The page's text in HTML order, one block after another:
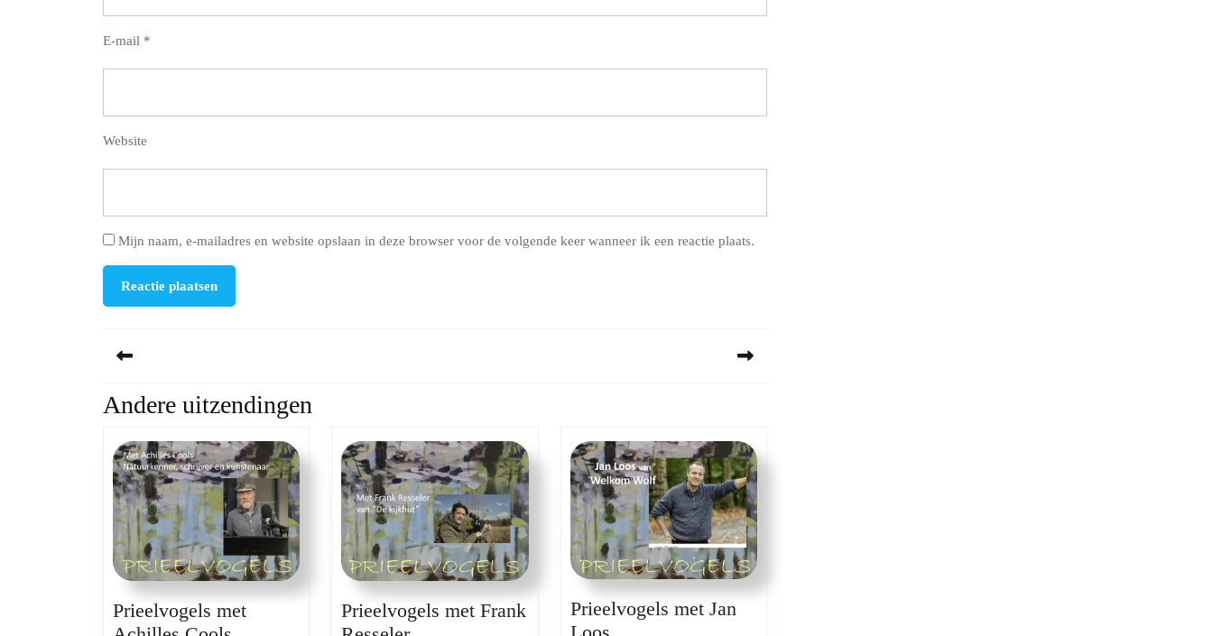
E-mail *
Website
Mijn naam, e-mailadres en website opslaan in deze browser voor de volgende keer wanneer ik een reactie plaats.
Previous
Andere uitzendingen
Prieelvogels met
Prieelvogels met Frank
Prieelvogels met Jan
Prieelvogels